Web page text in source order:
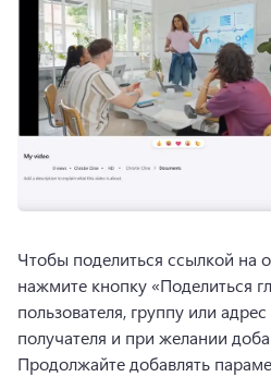
Чтобы поделиться ссылкой на
нажмите кнопку «Поделиться
пользователя, группу или
Продолжайте добавлять